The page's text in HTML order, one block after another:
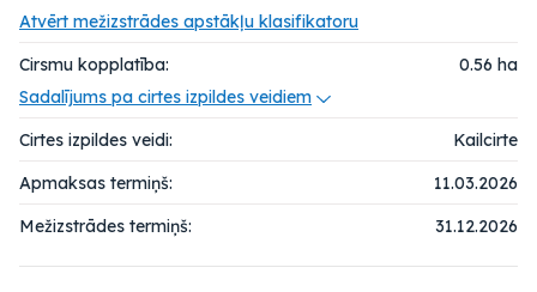
Atvērt mežizstrādes apstākļu klasifikatoru
Cirsmu kopplatība:
0.56 ha
Sadalījums pa cirtes izpildes veidiem
Cirtes izpildes veidi:
Kailcirte
Apmaksas termiņš:
11.03.2026
Mežizstrādes termiņš:
31.12.2026